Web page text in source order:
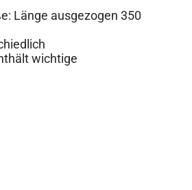
Länge ausgezogen 350
wichtige